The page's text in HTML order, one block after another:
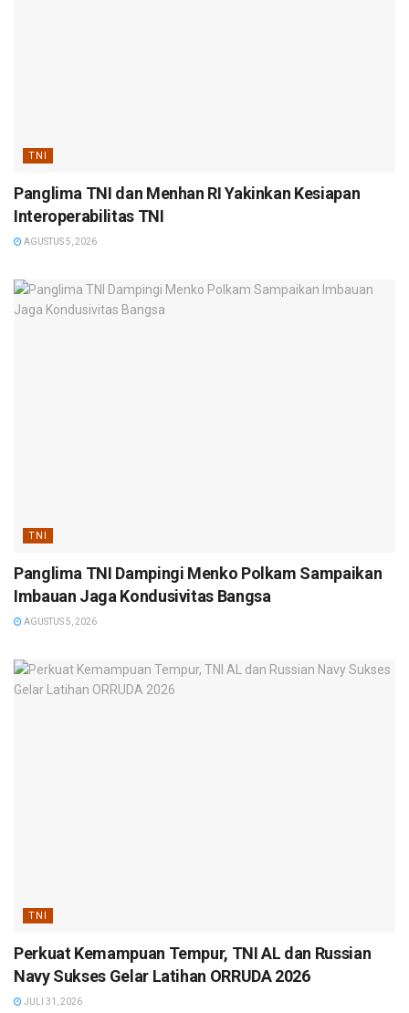
TNI
Panglima TNI dan Menhan RI Yakinkan Kesiapan
Interoperabilitas TNI
AGUSTUS 5, 2026
TNI
Panglima TNI Dampingi Menko Polkam Sampaikan
Imbauan Jaga Kondusivitas Bangsa
AGUSTUS 5, 2026
TNI
Perkuat Kemampuan Tempur, TNI AL dan Russian
Navy Sukses Gelar Latihan ORRUDA 2026
JULI 31, 2026